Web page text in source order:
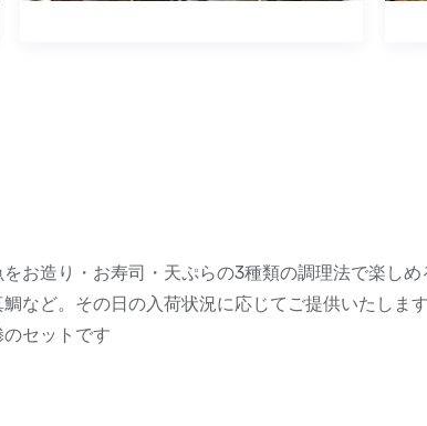
をお造り・お寿司・天ぷらの3種類の調理法で楽し
など。その日の入荷状況に応じてご提供いたします
セットです